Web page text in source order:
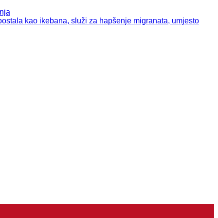
kao ikebana, služi za hapšenje migranata, umjesto